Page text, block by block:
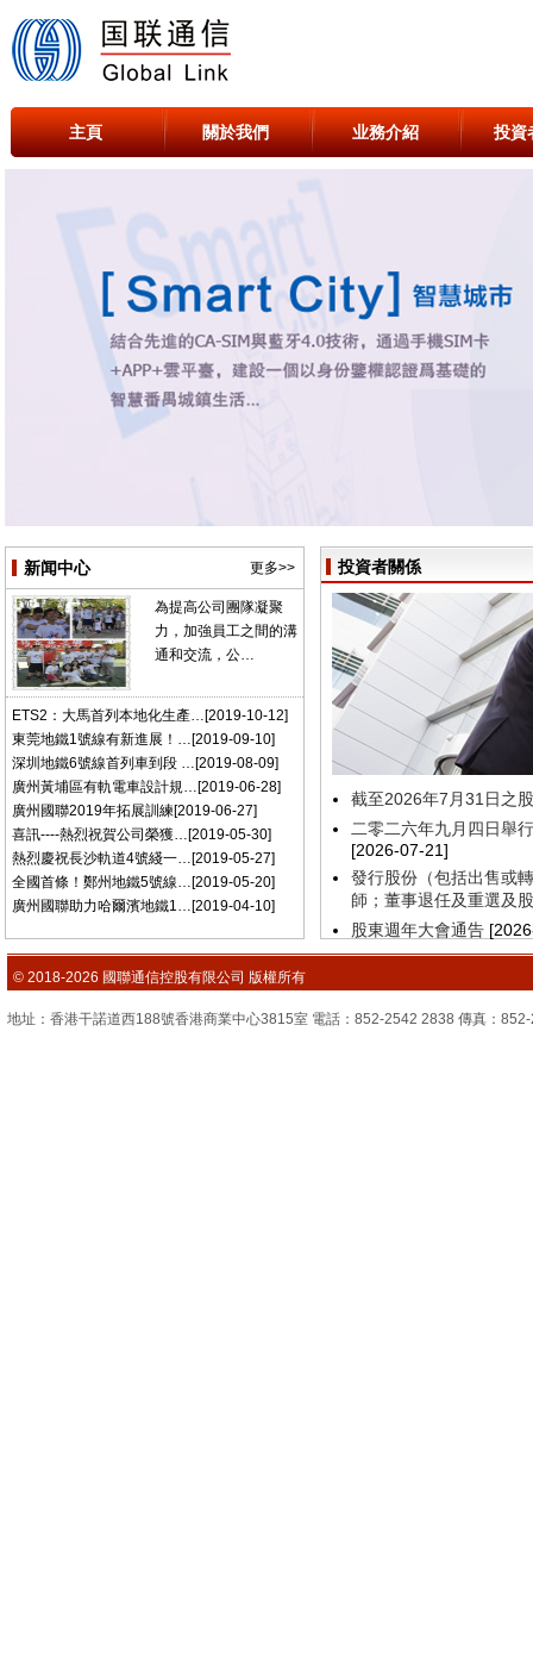
主頁 關於我們 业務介紹 投資
新闻中心 更多>>
為提高公司團隊凝聚
力，加強員工之間的溝
通和交流，公…
ETS2：大馬首列本地化生產…[2019-10-12]
東莞地鐵1號線有新進展！…[2019-09-10]
深圳地鐵6號線首列車到段 …[2019-08-09]
廣州黃埔區有軌電車設計規…[2019-06-28]
廣州國聯2019年拓展訓練[2019-06-27]
喜訊----熱烈祝賀公司榮獲…[2019-05-30]
熱烈慶祝長沙軌道4號綫一…[2019-05-27]
全國首條！鄭州地鐵5號線…[2019-05-20]
廣州國聯助力哈爾濱地鐵1…[2019-04-10]
投資者關係
© 2018-2026 國聯通信控股有限公司 版權所有
地址：香港干諾道西188號香港商業中心3815室 電話：852-2542 2838 傳真：